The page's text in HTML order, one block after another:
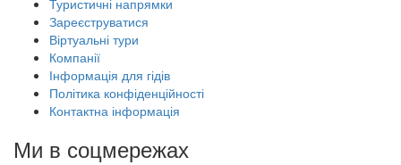
Зареєструватися
Віртуальні тури
Компанії
Інформація для гідів
Політика конфіденційності
Контактна інформація
Ми в соцмережах